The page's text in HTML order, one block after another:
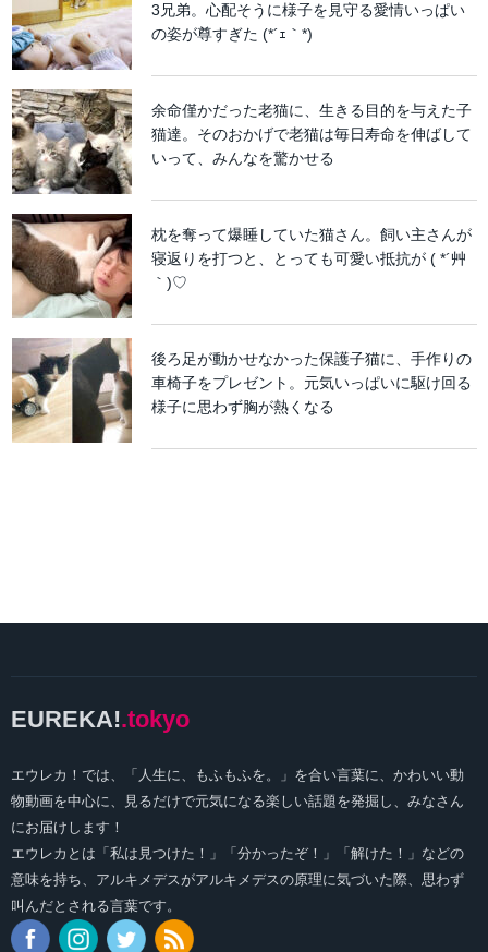
3兄弟。心配そうに様子を見守る愛情いっぱい
の姿が尊すぎた (*´ｪ｀*)
余命僅かだった老猫に、生きる目的を与えた子
猫達。そのおかげで老猫は毎日寿命を伸ばして
いって、みんなを驚かせる
枕を奪って爆睡していた猫さん。飼い主さんが
寝返りを打つと、とっても可愛い抵抗が ( *´艸
｀)♡
後ろ足が動かせなかった保護子猫に、手作りの
車椅子をプレゼント。元気いっぱいに駆け回る
様子に思わず胸が熱くなる
EUREKA!.tokyo
エウレカ！では、「人生に、もふもふを。」を合い言葉に、かわいい動
物動画を中心に、見るだけで元気になる楽しい話題を発掘し、みなさん
にお届けします！
エウレカとは「私は見つけた！」「分かったぞ！」「解けた！」などの
意味を持ち、アルキメデスがアルキメデスの原理に気づいた際、思わず
叫んだとされる言葉です。